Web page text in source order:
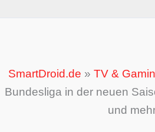
SmartDroid.de » TV &
Bundesliga in der neuen
und